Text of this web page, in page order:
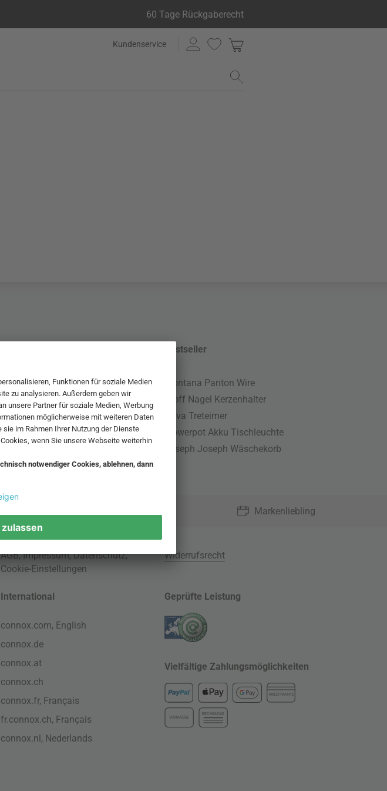
60 Tage Rückgaberecht
Kundenservice
Pendellampe für Außen
Muuto Lampen
Kabellose Tischleuchten
Dänische Lampen
Bestseller
Montana Panton Wire
Stoff Nagel Kerzenhalter
Nova Treteimer
Flowerpot Akku Tischleuchte
Joseph Joseph Wäschekorb
Markenliebling
AGB,Impressum,Datenschutz,
Cookie-Einstellungen
Widerrufsrecht
International
connox.com, English
connox.de
connox.at
connox.ch
connox.fr, Français
fr.connox.ch, Français
connox.nl, Nederlands
Geprüfte Leistung
Vielfältige Zahlungsmöglichkeiten
KREDITKARTE
VORKASSE
RECHNUNG